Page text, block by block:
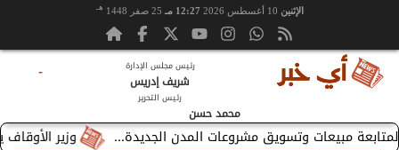
الإثنين 12:27 مـ 25 صفر 1448 هـ
رئيس مجلس الإدارة
شريف إدريس
رئيس التحرير
محمد حسن
-
وزير الأوقاف